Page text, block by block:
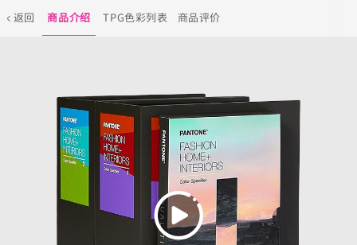
返回 商品介绍 TPG色彩列表 商品评价